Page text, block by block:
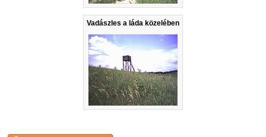
Vadászles a láda közelében